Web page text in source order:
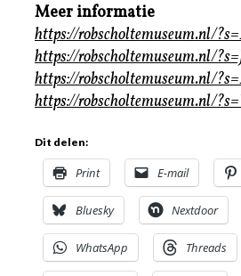
Meer informatie
https://robscholtemuseum.nl/
https://robscholtemuseum.nl/
https://robscholtemuseum.nl/
https://robscholtemuseum.nl/
Dit delen:
Print E-mail
Bluesky Nextdoor
WhatsApp Threads